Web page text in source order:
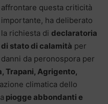
affrontare questa criticità
importante, ha deliberato
la richiesta di declaratoria
di stato di calamità per
danni da peronospora per
Trapani, Agrigento,
climatica dello
piogge abbondanti e